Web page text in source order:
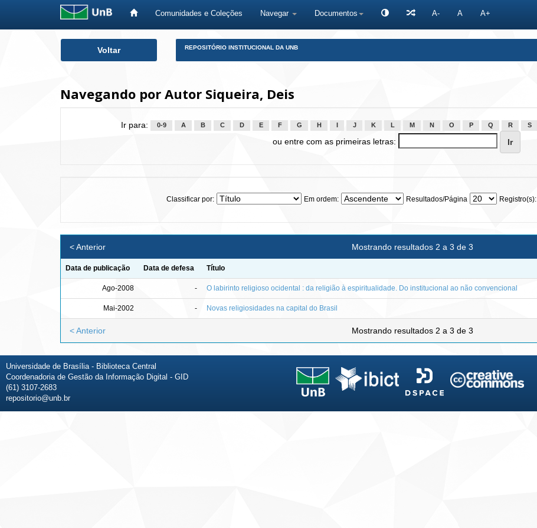
Comunidades e Coleções Navegar Documentos A- A A+
Voltar REPOSITÓRIO INSTITUCIONAL DA UNB
Navegando por Autor Siqueira, Deis
Ir para: 0-9 A B C D E F G H J K L M N O P Q R S
ou entre com as primeiras letras:
Classificar por: Em ordem: Resultados/Página Registro(s):
Mostrando resultados 2 a 3 de 3
< Anterior
Data de publicação Data de defesa Título
Ago-2008 - O labirinto religioso ocidental : da religião à espiritualidade. Do institucional ao não convencional
Mai-2002 - Novas religiosidades na capital do Brasil
Mostrando resultados 2 a 3 de 3
< Anterior
Universidade de Brasília - Biblioteca Central
Coordenadoria de Gestão da Informação Digital - GID
(61) 3107-2683
repositorio@unb.br